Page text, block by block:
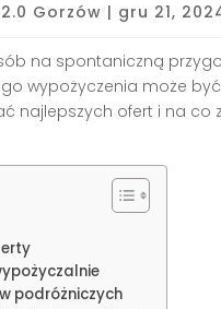
Gorzów | gru 21,
na spontaniczną
wypożyczenia może
najlepszych ofert i na co
podróżniczych